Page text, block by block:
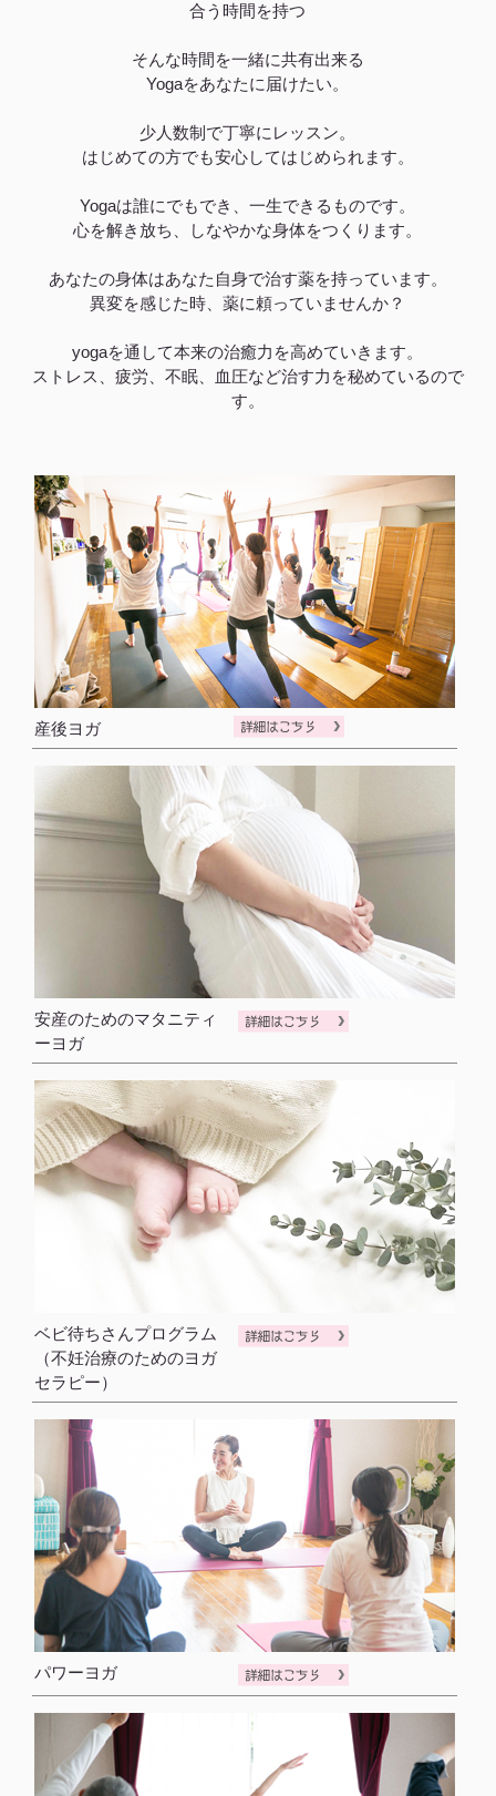
合う時間を持つ
そんな時間を一緒に共有出来る
Yogaをあなたに届けたい。
少人数制で丁寧にレッスン。
はじめての方でも安心してはじめられます。
Yogaは誰にでもでき、一生できるものです。
心を解き放ち、しなやかな身体をつくります。
あなたの身体はあなた自身で治す薬を持っています。
異変を感じた時、薬に頼っていませんか？
yogaを通して本来の治癒力を高めていきます。
ストレス、疲労、不眠、血圧など治す力を秘めているので
す。
産後ヨガ
安産のためのマタニティ
ーヨガ
ベビ待ちさんプログラム
（不妊治療のためのヨガ
セラピー）
パワーヨガ